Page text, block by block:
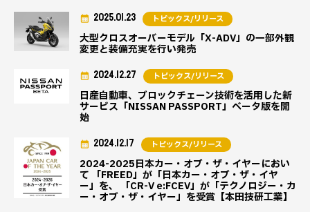
大型クロスオーバーモデル「X-ADV」の一部外観
変更と装備充実を行い発売
2025.01.23 トピックス/リリース
日産自動車、ブロックチェーン技術を活用した新
サービス「NISSAN PASSPORT」ベータ版を開
始
2024.12.27 トピックス/リリース
2024-2025日本カー・オブ・ザ・イヤーにおい
て 「FREED」が「日本カー・オブ・ザ・イヤ
ー」を、 「CR-V e:FCEV」が「テクノロジー・カ
ー・オブ・ザ・イヤー」を受賞【本田技研工業】
2024.12.17 トピックス/リリース